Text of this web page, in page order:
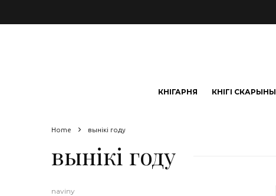
КНІГАРНЯ КНІГІ СКАРЫНЫ
Home вынікі году
вынікі году
naviny